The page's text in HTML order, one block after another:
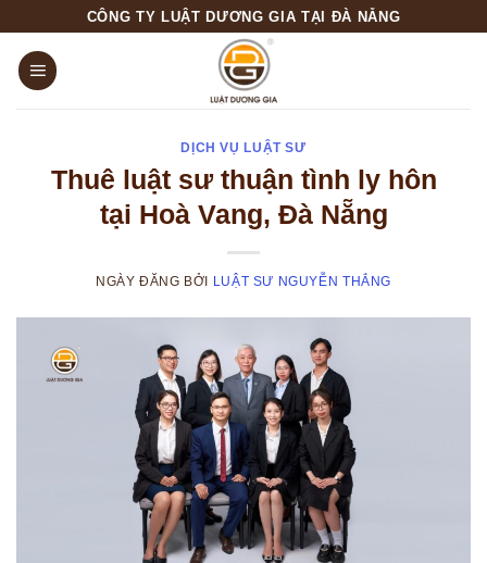
content
CÔNG TY LUẬT DƯƠNG GIA TẠI ĐÀ NẴNG
DỊCH VỤ LUẬT SƯ
Thuê luật sư thuận tình ly hôn
tại Hoà Vang, Đà Nẵng
NGÀY ĐĂNG BỞI LUẬT SƯ NGUYỄN THẮNG